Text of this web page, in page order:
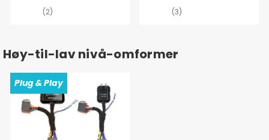
(2) (3)
Høy-til-lav nivå-omformer
Plug & Play